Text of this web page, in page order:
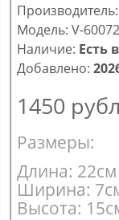
Производитель:
Модель: V-60072
Наличие: Есть
Добавлено:
1450
Размеры:
Длина: 22см
Ширина:
Высота: